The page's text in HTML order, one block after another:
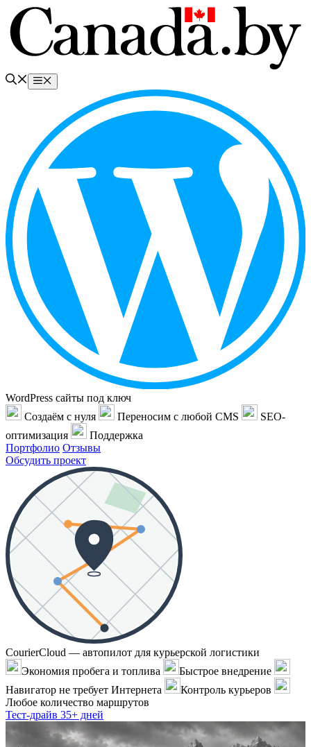
Перейти
содержимому
Меню
WordPress сайты под ключ
Создаём с нуля
Переносим с любой CMS
SEO-
оптимизация
Поддержка
Портфолио Отзывы
Обсудить проект
CourierCloud — автопилот для курьерской логистики
Экономия пробега и топлива
Быстрое внедрение
Навигатор не требует Интернета
Контроль курьеров
Любое количество маршрутов
Тест-драйв 35+ дней